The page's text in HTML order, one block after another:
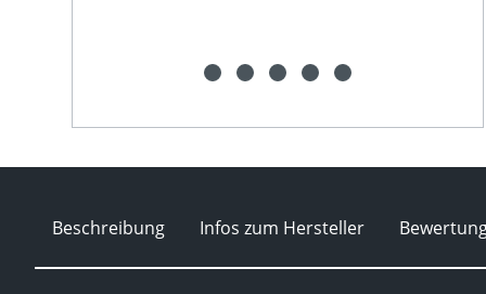
Beschreibung Infos zum Hersteller